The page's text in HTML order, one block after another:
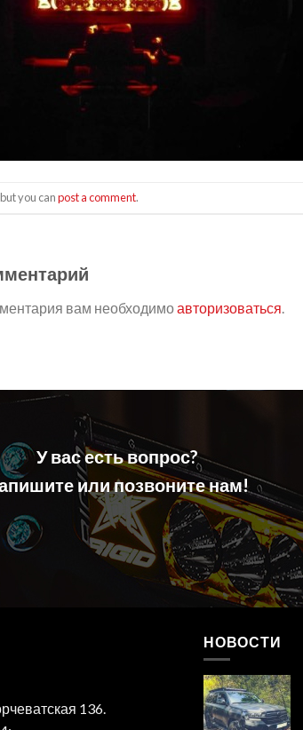
you canpost a comment.
вам необходимоавторизоваться
У вас есть вопрос?
или позвоните нам!
136.
НОВОСТИ